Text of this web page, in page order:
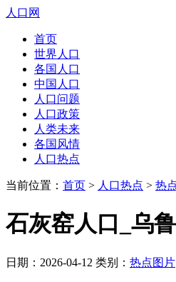
人口网
首页
世界人口
各国人口
中国人口
人口问题
人口政策
人类未来
各国风情
人口热点
当前位置： 首页 > 人口热点 > 热
石灰窑人口_乌
日期：2026-04-12 类别： 热点图片